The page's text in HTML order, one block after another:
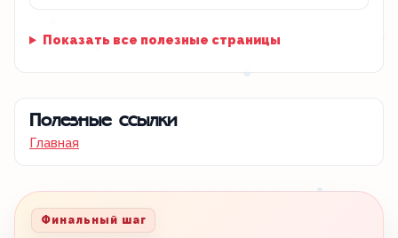
Показать все полезные страницы
Полезные ссылки
Главная
Финальный шаг